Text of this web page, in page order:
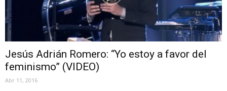
Jesús Adrián Romero: “Yo estoy a favor del
feminismo” (VIDEO)
Abr 11, 2016